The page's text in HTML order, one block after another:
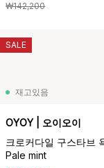
₩142,200
재고있음
OYOY | 오이오이
크로커다일 구스타브
Pale mint
SALE